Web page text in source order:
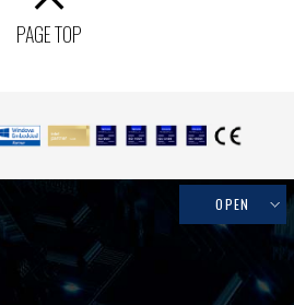
PAGE TOP
OPEN